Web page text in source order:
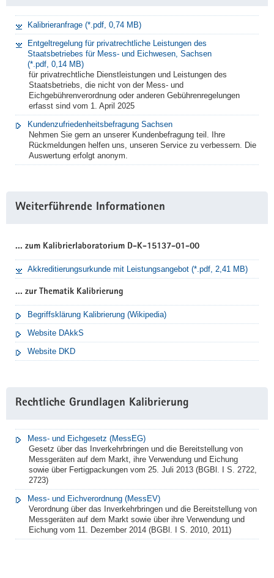
Kalibrieranfrage (*.pdf, 0,74 MB)
Entgeltregelung für privatrechtliche Leistungen des
Staatsbetriebes für Mess- und Eichwesen, Sachsen
(*.pdf, 0,14 MB)
für privatrechtliche Dienstleistungen und Leistungen des
Staatsbetriebs, die nicht von der Mess- und
Eichgebührenverordnung oder anderen Gebührenregelungen
erfasst sind vom 1. April 2025
Kundenzufriedenheitsbefragung Sachsen
Nehmen Sie gern an unserer Kundenbefragung teil. Ihre
Rückmeldungen helfen uns, unseren Service zu verbessern. Die
Auswertung erfolgt anonym.
Weiterführende Informationen
... zum Kalibrierlaboratorium D-K-15137-01-00
Akkreditierungsurkunde mit Leistungsangebot (*.pdf, 2,41 MB)
... zur Thematik Kalibrierung
Begriffsklärung Kalibrierung (Wikipedia)
Website DAkkS
Website DKD
Rechtliche Grundlagen Kalibrierung
Mess- und Eichgesetz (MessEG)
Gesetz über das Inverkehrbringen und die Bereitstellung von
Messgeräten auf dem Markt, ihre Verwendung und Eichung
sowie über Fertigpackungen vom 25. Juli 2013 (BGBl. I S. 2722,
2723)
Mess- und Eichverordnung (MessEV)
Verordnung über das Inverkehrbringen und die Bereitstellung von
Messgeräten auf dem Markt sowie über ihre Verwendung und
Eichung vom 11. Dezember 2014 (BGBl. I S. 2010, 2011)